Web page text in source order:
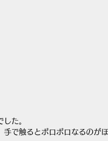
た。
で触るとポロポロなるのがほ